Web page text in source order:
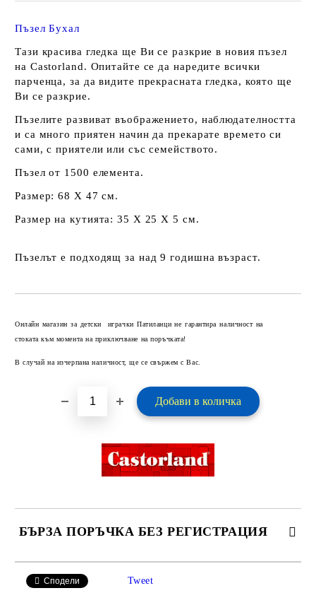
Пъзел Бухал
Тази красива гледка ще Ви се разкрие в новия пъзел
на Castorland. Опитайте се да наредите всички
парченца, за да видите прекрасната гледка, която ще
Ви се разкрие.
Пъзелите развиват въображението, наблюдателността
и са много приятен начин да прекарате времето си
сами, с приятели или със семейството.
Пъзел от 1500 елемента.
Размер: 68 Х 47 см.
Размер на кутията: 35 Х 25 Х 5 см.
Пъзелът е подходящ за над 9 годишна възраст.
Онлайн магазин за детски играчки Патиланци не гарантира наличност на
стоката към момента на приключване на поръчката!
В случай на изчерпана наличност, ще се свържем с Вас.
БЪРЗА ПОРЪЧКА БЕЗ РЕГИСТРАЦИЯ
Сподели Tweet